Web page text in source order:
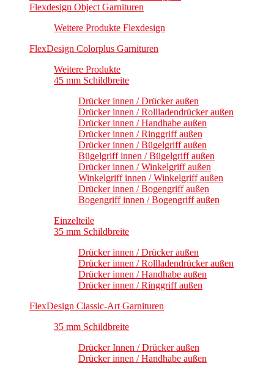
Flexdesign Object Garnituren
Weitere Produkte Flexdesign
FlexDesign Colorplus Garnituren
Weitere Produkte
45 mm Schildbreite
Drücker innen / Drücker außen
Drücker innen / Rollladendrücker außen
Drücker innen / Handhabe außen
Drücker innen / Ringgriff außen
Drücker innen / Bügelgriff außen
Bügelgriff innen / Bügelgriff außen
Drücker innen / Winkelgriff außen
Winkelgriff innen / Winkelgriff außen
Drücker innen / Bogengriff außen
Bogengriff innen / Bogengriff außen
Einzelteile
35 mm Schildbreite
Drücker innen / Drücker außen
Drücker innen / Rollladendrücker außen
Drücker innen / Handhabe außen
Drücker innen / Ringgriff außen
FlexDesign Classic-Art Garnituren
35 mm Schildbreite
Drücker Innen / Drücker außen
Drücker innen / Handhabe außen